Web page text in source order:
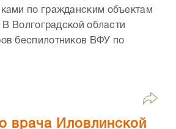
по гражданским объектам
Волгоградской области
беспилотников ВФУ по
врача Иловлинской